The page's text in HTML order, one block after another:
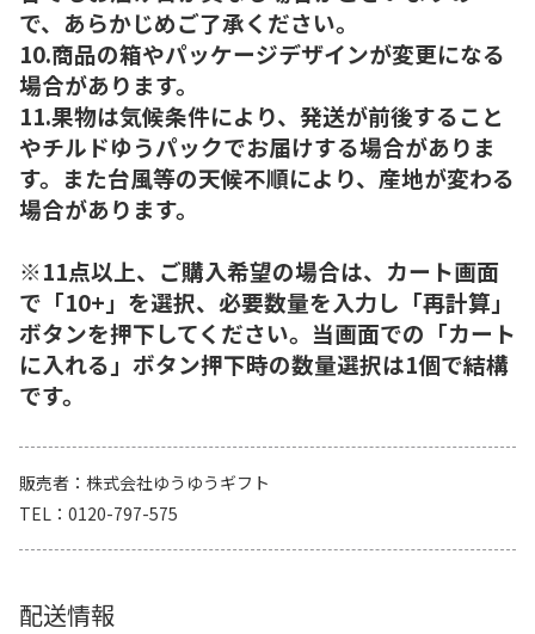
で、あらかじめご了承ください。
10.商品の箱やパッケージデザインが変更になる
場合があります。
11.果物は気候条件により、発送が前後すること
やチルドゆうパックでお届けする場合がありま
す。また台風等の天候不順により、産地が変わる
場合があります。
※11点以上、ご購入希望の場合は、カート画面
で「10+」を選択、必要数量を入力し「再計算」
ボタンを押下してください。当画面での「カート
に入れる」ボタン押下時の数量選択は1個で結構
です。
販売者
株式会社ゆうゆうギフト
TEL
0120-797-575
配送情報